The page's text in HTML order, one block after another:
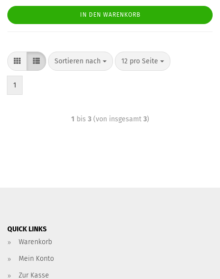
IN DEN WARENKORB
Sortieren nach 12 pro Seite
1
1 bis 3(von insgesamt 3)
QUICK LINKS
Warenkorb
Mein Konto
Zur Kasse